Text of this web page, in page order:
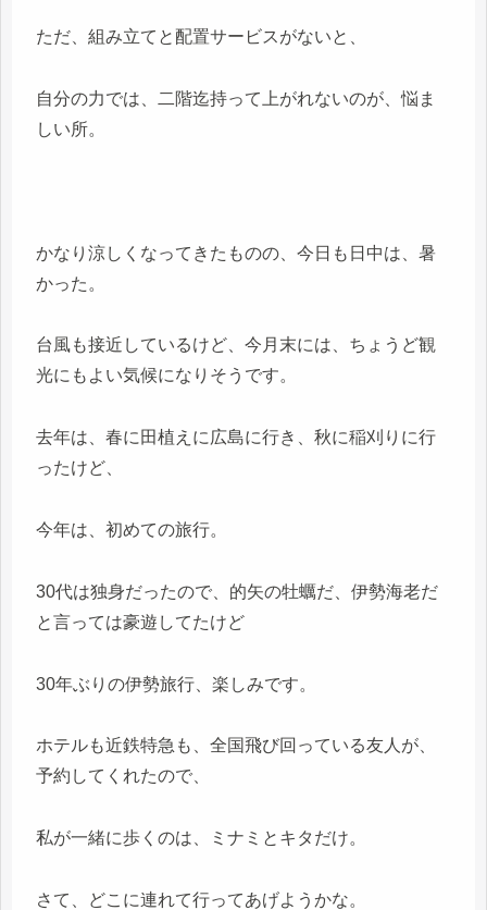
ただ、組み立てと配置サービスがないと、
自分の力では、二階迄持って上がれないのが、悩ま
しい所。
かなり涼しくなってきたものの、今日も日中は、暑
かった。
台風も接近しているけど、今月末には、ちょうど観
光にもよい気候になりそうです。
去年は、春に田植えに広島に行き、秋に稲刈りに行
ったけど、
今年は、初めての旅行。
30代は独身だったので、的矢の牡蠣だ、伊勢海老だ
と言っては豪遊してたけど
30年ぶりの伊勢旅行、楽しみです。
ホテルも近鉄特急も、全国飛び回っている友人が、
予約してくれたので、
私が一緒に歩くのは、ミナミとキタだけ。
さて、どこに連れて行ってあげようかな。